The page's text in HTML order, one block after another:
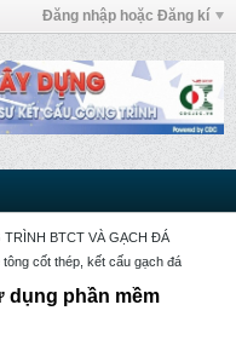
Đăng nhập hoặc Đăng kí
TRÌNH BTCT VÀ GẠCH ĐÁ
cốt thép, kết cấu gạch đá
dụng phần mềm